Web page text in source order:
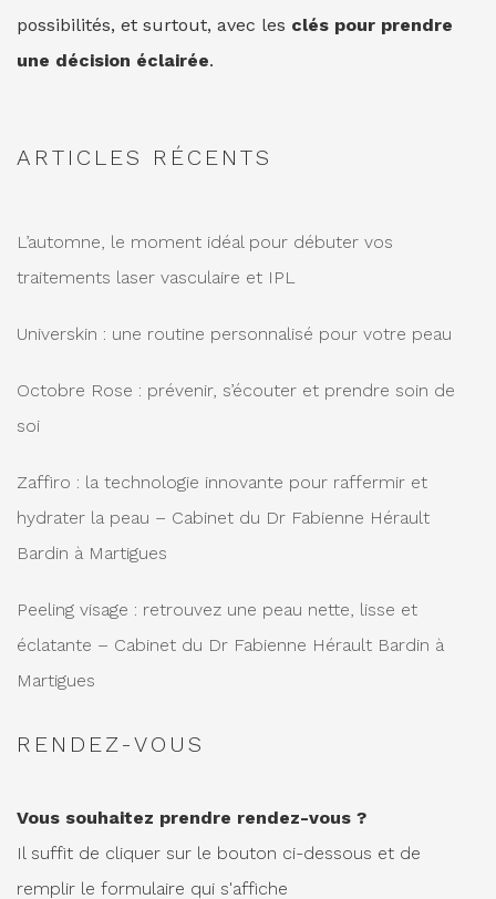
possibilités, et surtout, avec les clés pour prendre
une décision éclairée.
ARTICLES RÉCENTS
L’automne, le moment idéal pour débuter vos
traitements laser vasculaire et IPL
Universkin : une routine personnalisé pour votre peau
Octobre Rose : prévenir, s’écouter et prendre soin de
soi
Zaffiro : la technologie innovante pour raffermir et
hydrater la peau – Cabinet du Dr Fabienne Hérault
Bardin à Martigues
Peeling visage : retrouvez une peau nette, lisse et
éclatante – Cabinet du Dr Fabienne Hérault Bardin à
Martigues
RENDEZ-VOUS
Vous souhaitez prendre rendez-vous ?
Il suffit de cliquer sur le bouton ci-dessous et de
remplir le formulaire qui s'affiche